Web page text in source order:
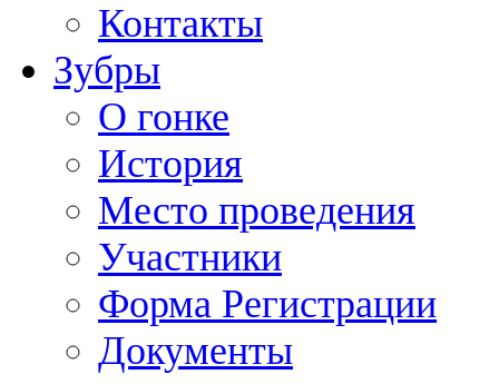
Контакты
Зубры
О гонке
История
Место проведения
Участники
Форма Регистрации
Документы